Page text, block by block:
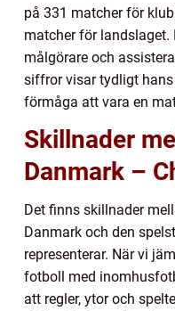
på 331 matcher för
matcher för
målgörare och
siffror visar tydligt
förmåga att vara en
Skillnader
Danmark –
Det finns skillnader
Danmark och den
representerar. När vi
fotboll med
att regler, ytor och